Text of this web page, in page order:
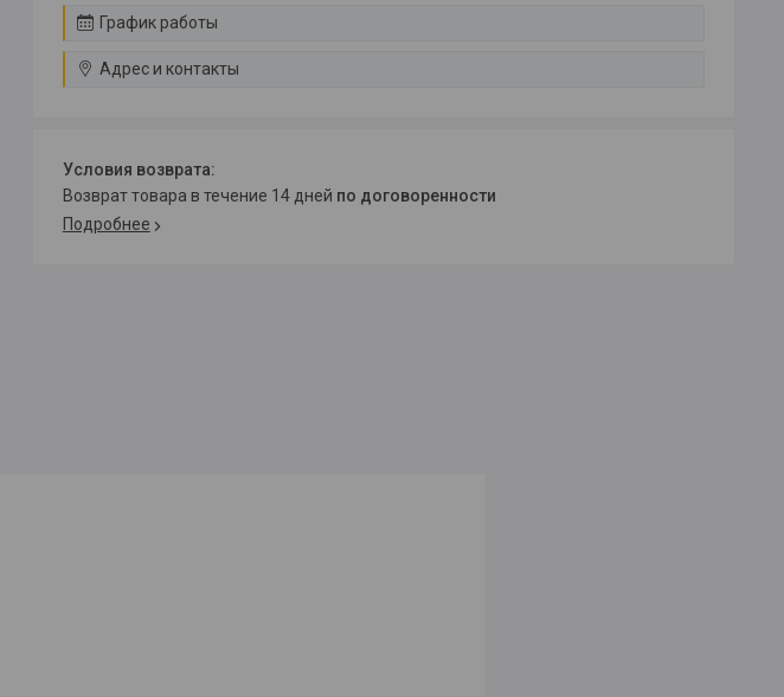
График работы
Адрес и контакты
возврат товара в течение 14 дней по договоренности
Подробнее